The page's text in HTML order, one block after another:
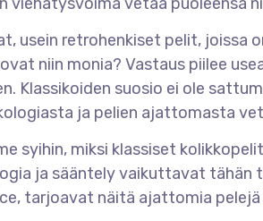
usein retrohenkiset pelit,
niin monia? Vastaus piilee
Klassikoiden suosio ei ole
ja pelien ajattomasta
syihin, miksi klassiset
ja sääntely vaikuttavat tähän
tarjoavat näitä ajattomia